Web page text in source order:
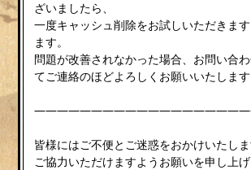
ざいましたら、
一度キャッシュ削除をお試しいただきま
ます。
問題が改善されなかった場合、お問い合
てご連絡のほどよろしくお願いいたします
皆様にはご不便とご迷惑をおかけいたしま
ご協力いただけますようお願いを申し上げ